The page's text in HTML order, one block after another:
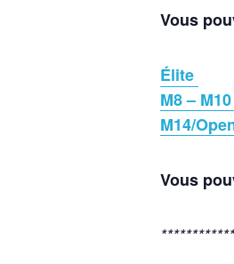
Vous
Élite
M8 –
M14/
Vous